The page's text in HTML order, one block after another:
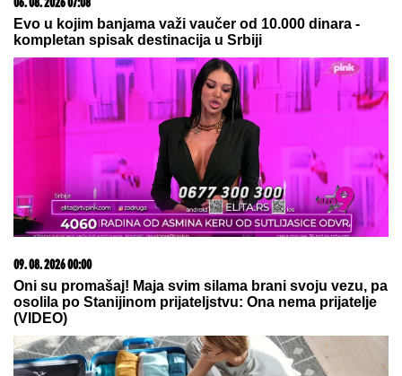
nagađanja
(FOTO) TORTA U OBLIKU SRCA, LATICE PO PODU
Dragan Stanković pokazao kako slavi rođendan nove
verenice, već žive zajedno, odao ih jedan detalj